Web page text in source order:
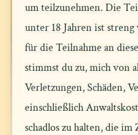
um teilzunehmen. Die
unter 18 Jahren ist
für die Teilnahme an
stimmst du zu, mich von
Verletzungen, Schäden,
einschließlich
schadlos zu halten, die